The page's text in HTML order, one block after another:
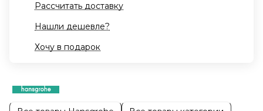
Рассчитать доставку
Нашли дешевле?
Хочу в подарок